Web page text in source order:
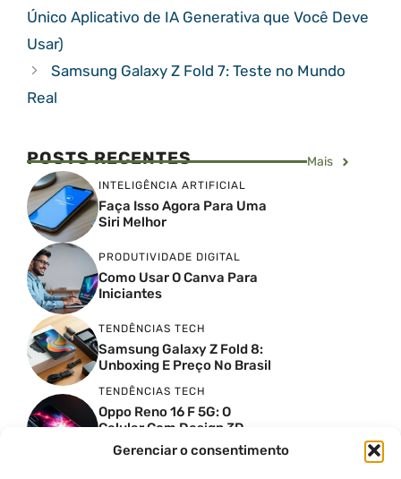
Gerenciar o consentimento
Único Aplicativo de IA Generativa que Você Deve
Usar)
Samsung Galaxy Z Fold 7: Teste no Mundo
Real
POSTS RECENTES Mais
INTELIGÊNCIA ARTIFICIAL
Faça Isso Agora Para Uma
Siri Melhor
PRODUTIVIDADE DIGITAL
Como Usar O Canva Para
Iniciantes
TENDÊNCIAS TECH
Samsung Galaxy Z Fold 8:
Unboxing E Preço No Brasil
TENDÊNCIAS TECH
Oppo Reno 16 F 5G: O
Celular Com Design 3D
Surreal E Câmeras De 50
MP